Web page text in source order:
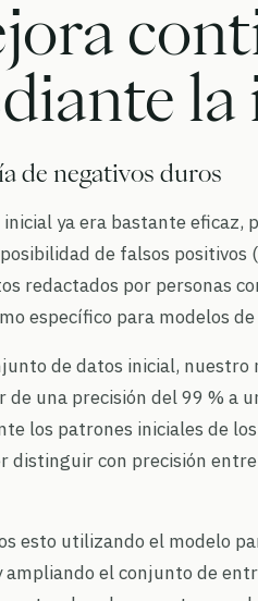
la
de negativos duros
inicial ya era bastante
de falsos positivos
redactados por personas
específico para modelos
de datos inicial,
de una precisión del 99 % a
los patrones iniciales de
distinguir con precisión
esto utilizando el modelo
ampliando el conjunto de